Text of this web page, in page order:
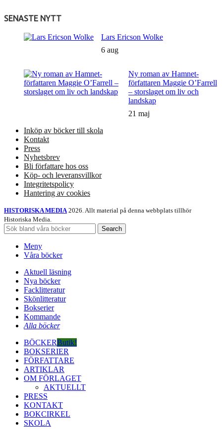
SENASTE NYTT
Lars Ericson Wolke
6 aug
Ny roman av Hamnet-
författaren Maggie O’Farrell
– storslaget om liv och
landskap
21 maj
Inköp av böcker till skola
Kontakt
Press
Nyhetsbrev
Bli författare hos oss
Köp- och leveransvillkor
Integritetspolicy
Hantering av cookies
HISTORISKA MEDIA 2026. Allt material på denna webbplats tillhör
Historiska Media.
Search
Meny
Våra böcker
Aktuell läsning
Nya böcker
Facklitteratur
Skönlitteratur
Bokserier
Kommande
Alla böcker
BÖCKERButik!
BOKSERIER
FÖRFATTARE
ARTIKLAR
OM FÖRLAGET
AKTUELLT
PRESS
KONTAKT
BOKCIRKEL
SKOLA